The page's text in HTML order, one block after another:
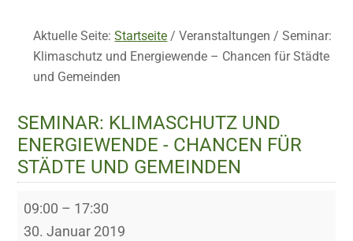
Aktuelle Seite:Startseite / Veranstaltungen/ Seminar:
Klimaschutz und Energiewende – Chancen für Städte
und Gemeinden
SEMINAR: KLIMASCHUTZ UND
ENERGIEWENDE - CHANCEN FÜR
STÄDTE UND GEMEINDEN
Seminar:
Klimaschutz
09:00 – 17:30
30. Januar 2019